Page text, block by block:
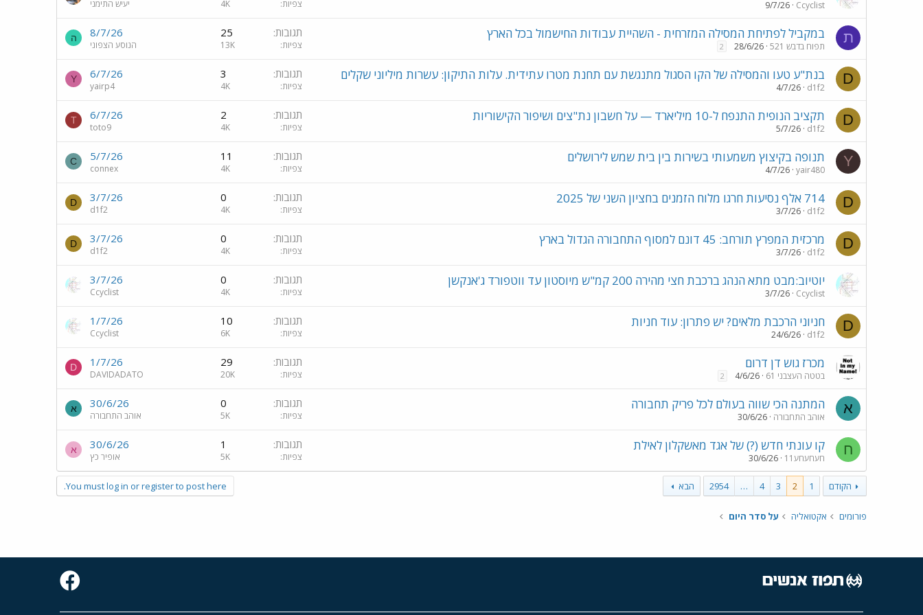
Ccyclist
9/7/26 צפיות 4K יעיש התימני
ת במקביל לפתיחת המסילה המזרחית - השהיית עבודות החישמול בכל הארץ
תפוח בדבש 521 28/6/26
2
תגובות 25
צפיות 13K
8/7/26
הנוסע הצפוני
ה
D בנת"ע טעו והמסילה של הקו הסגול מתנגשת עם תחנת מטרו עתידית. עלות התיקון: עשרות מיליוני שקלים
d1f2
4/7/26
תגובות 3
צפיות 4K
6/7/26
yairp4
Y
D תקציב הנופית התנפח ל-10 מיליארד — על חשבון נת"צים ושיפור הקישוריות
d1f2
5/7/26
תגובות 2
צפיות 4K
6/7/26
toto9
T
Y תנופה בקיצוץ משמעותי בשירות בין בית שמש לירושלים
yair480
4/7/26
תגובות 11
צפיות 4K
5/7/26
connex
C
D 714 אלף נסיעות חרגו מלוח הזמנים בחציון השני של 2025
d1f2
3/7/26
תגובות 0
צפיות 4K
3/7/26
d1f2
D
D מרכזית המפרץ תורחב: 45 דונם למסוף התחבורה הגדול בארץ
d1f2
3/7/26
תגובות 0
צפיות 4K
3/7/26
d1f2
D
יוטיוב:מבט מתא הנהג ברכבת חצי מהירה 200 קמ"ש מיוסטון עד ווטפורד ג'אנקשן
Ccyclist
3/7/26
תגובות 0
צפיות 4K
3/7/26
Ccyclist
D חניוני הרכבת מלאים? יש פתרון: עוד חניות
d1f2
24/6/26
תגובות 10
צפיות 6K
1/7/26
Ccyclist
מכרז גוש דן דרום
בטטה העצבני 61 4/6/26
2
תגובות 29
צפיות 20K
1/7/26
DAVIDADATO
D
א המתנה הכי שווה בעולם לכל פריק תחבורה
אוהב התחבורה 30/6/26
תגובות 0
צפיות 5K
30/6/26
אוהב התחבורה
א
ח קו עונתי חדש (?) של אגד מאשקלון לאילת
חעחעחע11 30/6/26
תגובות 1
צפיות 5K
30/6/26
אופיר כץ
א
הקודם 1
2
3
4
…
2954 הבא You must log in or register to post here.
פורומים אקטואליה על סדר היום